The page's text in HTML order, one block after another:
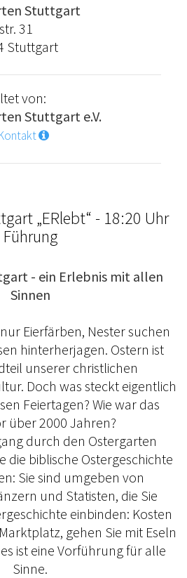
Stuttgart
31
Stuttgart
von:
Stuttgart e.V.
„ERlebt“ - 18:20 Uhr
Führung
- ein Erlebnis mit allen
Sinnen
Eierfärben, Nester suchen
hinterherjagen. Ostern ist
unserer christlichen
Doch was steckt eigentlich
Feiertagen? Wie war das
über 2000 Jahren?
durch den Ostergarten
die biblische Ostergeschichte
Sie sind umgeben von
und Statisten, die Sie
einbinden: Kosten
gehen Sie mit Eseln
ist eine Vorführung für alle
Sinne.